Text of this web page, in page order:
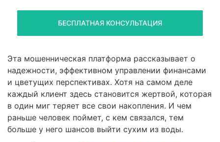
БЕСПЛАТНАЯ КОНСУЛЬТАЦИЯ
Эта мошенническая платформа рассказывает о
надежности, эффективном управлении финансами
и цветущих перспективах. Хотя на самом деле
каждый клиент здесь становится жертвой, которая
в один миг теряет все свои накопления. И чем
раньше человек поймет, с кем связался, тем
больше у него шансов выйти сухим из воды.